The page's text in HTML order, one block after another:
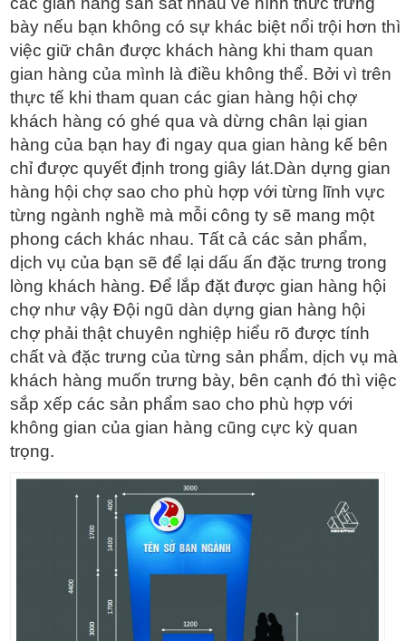
bày nếu bạn không có sự khác biệt nổi trội hơn thì
việc giữ chân được khách hàng khi tham quan
gian hàng của mình là điều không thể. Bởi vì trên
thực tế khi tham quan các gian hàng hội chợ
khách hàng có ghé qua và dừng chân lại gian
hàng của bạn hay đi ngay qua gian hàng kế bên
chỉ được quyết định trong giây lát.Dàn dựng gian
hàng hội chợ sao cho phù hợp với từng lĩnh vực
từng ngành nghề mà mỗi công ty sẽ mang một
phong cách khác nhau. Tất cả các sản phẩm,
dịch vụ của bạn sẽ để lại dấu ấn đặc trưng trong
lòng khách hàng. Để lắp đặt được gian hàng hội
chợ như vậy Đội ngũ dàn dựng gian hàng hội
chợ phải thật chuyên nghiệp hiểu rõ được tính
chất và đặc trưng của từng sản phẩm, dịch vụ mà
khách hàng muốn trưng bày, bên cạnh đó thì việc
sắp xếp các sản phẩm sao cho phù hợp với
không gian của gian hàng cũng cực kỳ quan
trọng.